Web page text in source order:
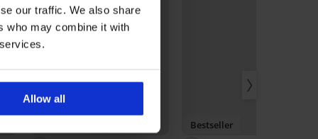
our traffic. We also share
who may combine it with
Allow all
Bestseller